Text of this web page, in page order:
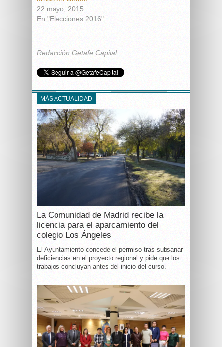
22 mayo, 2015
En "Elecciones 2016"
Redacción Getafe Capital
MÁS ACTUALIDAD
La Comunidad de Madrid recibe la
licencia para el aparcamiento del
colegio Los Ángeles
El Ayuntamiento concede el permiso tras subsanar
deficiencias en el proyecto regional y pide que los
trabajos concluyan antes del inicio del curso.